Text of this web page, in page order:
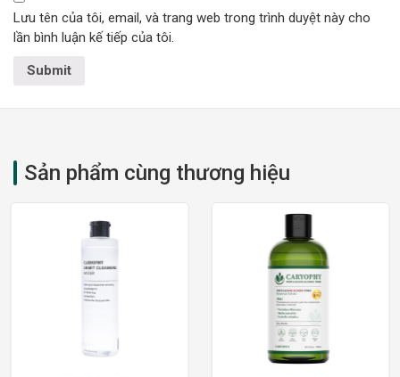
Lưu tên của tôi, email, và trang web trong trình duyệt này cho
lần bình luận kế tiếp của tôi.
Sản phẩm cùng thương hiệu